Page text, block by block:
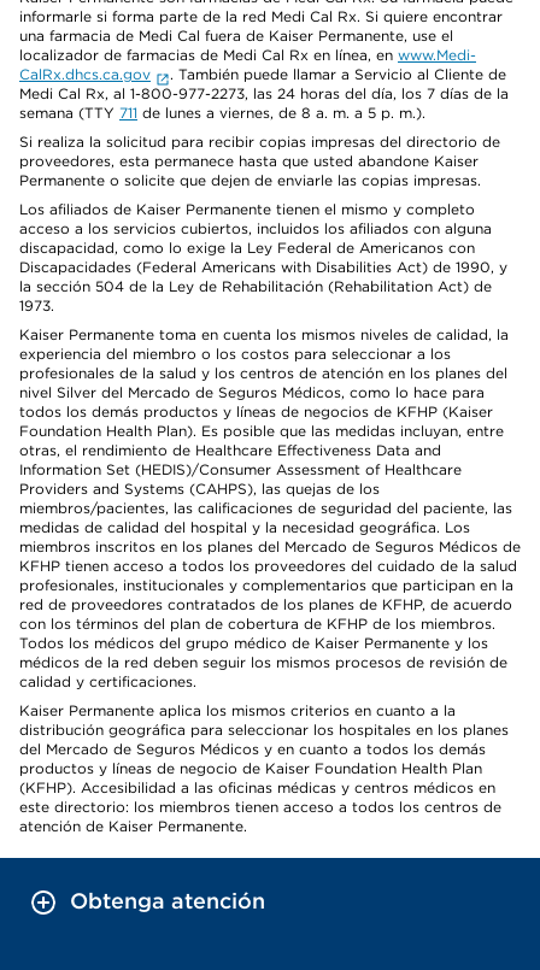
informarle si forma parte de la red Medi Cal Rx. Si quiere encontrar
una farmacia de Medi Cal fuera de Kaiser Permanente, use el
localizador de farmacias de Medi Cal Rx en línea, en www.Medi-
CalRx.dhcs.ca.gov
. También puede llamar a Servicio al Cliente de
Medi Cal Rx, al 1-800-977-2273, las 24 horas del día, los 7 días de la
semana (TTY 711 de lunes a viernes, de 8 a. m. a 5 p. m.).
Si realiza la solicitud para recibir copias impresas del directorio de
proveedores, esta permanece hasta que usted abandone Kaiser
Permanente o solicite que dejen de enviarle las copias impresas.
Los afiliados de Kaiser Permanente tienen el mismo y completo
acceso a los servicios cubiertos, incluidos los afiliados con alguna
discapacidad, como lo exige la Ley Federal de Americanos con
Discapacidades (Federal Americans with Disabilities Act) de 1990, y
la sección 504 de la Ley de Rehabilitación (Rehabilitation Act) de
1973.
Kaiser Permanente toma en cuenta los mismos niveles de calidad, la
experiencia del miembro o los costos para seleccionar a los
profesionales de la salud y los centros de atención en los planes del
nivel Silver del Mercado de Seguros Médicos, como lo hace para
todos los demás productos y líneas de negocios de KFHP (Kaiser
Foundation Health Plan). Es posible que las medidas incluyan, entre
otras, el rendimiento de Healthcare Effectiveness Data and
Information Set (HEDIS)/Consumer Assessment of Healthcare
Providers and Systems (CAHPS), las quejas de los
miembros/pacientes, las calificaciones de seguridad del paciente, las
medidas de calidad del hospital y la necesidad geográfica. Los
miembros inscritos en los planes del Mercado de Seguros Médicos de
KFHP tienen acceso a todos los proveedores del cuidado de la salud
profesionales, institucionales y complementarios que participan en la
red de proveedores contratados de los planes de KFHP, de acuerdo
con los términos del plan de cobertura de KFHP de los miembros.
Todos los médicos del grupo médico de Kaiser Permanente y los
médicos de la red deben seguir los mismos procesos de revisión de
calidad y certificaciones.
Kaiser Permanente aplica los mismos criterios en cuanto a la
distribución geográfica para seleccionar los hospitales en los planes
del Mercado de Seguros Médicos y en cuanto a todos los demás
productos y líneas de negocio de Kaiser Foundation Health Plan
(KFHP). Accesibilidad a las oficinas médicas y centros médicos en
este directorio: los miembros tienen acceso a todos los centros de
atención de Kaiser Permanente.
Obtenga atención